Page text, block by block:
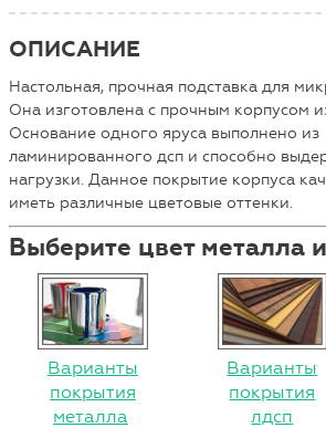
ОПИСАНИЕ
Настольная, прочная подставка для
Она изготовлена с прочным корпусом
Основание одного яруса выполнено из
ламинированного дсп и способно
нагрузки. Данное покрытие корпуса
иметь различные цветовые оттенки.
Выберите цвет металла
Варианты
покрытия
металла
Варианты
покрытия
лдсп